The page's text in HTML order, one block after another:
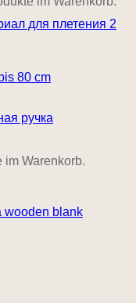
im Warenkorb.
80 cm